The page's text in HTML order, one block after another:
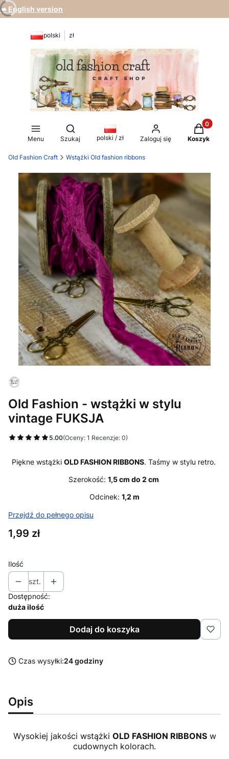
➡️ English version
polski zł
Menu
Otwórz wyszukiwarkę
Szukaj polski / zł Zaloguj się
Produkty
Koszyk
Old Fashion Craft Wstążki Old fashion ribbons
Old Fashion - wstążki w stylu
vintage FUKSJA
5.00(Oceny: 1 Recenzje: 0)
Piękne wstążki OLD FASHION RIBBONS. Taśmy w stylu retro.
Szerokość: 1,5 cm do 2 cm
Odcinek: 1,2 m
Przejdź do pełnego opisu
Cena
1,99 zł
Ilość
szt.
Dostępność:
duża ilość
Dodaj do koszyka
Czas wysyłki:24 godziny
Opis
Wysokiej jakości wstążki OLD FASHION RIBBONSw
cudownych kolorach.